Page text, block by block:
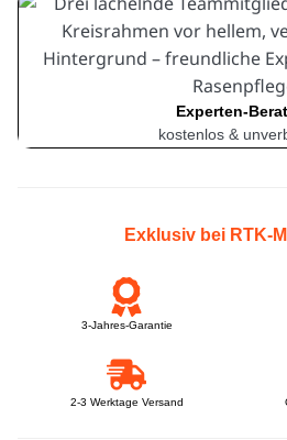
Experten-
kostenlos &
Exklusiv bei RTK-
3-Jahres-Garantie
2-3 Werktage Versand